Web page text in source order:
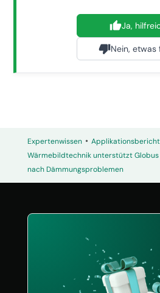
Ja,
Nein, etwas
Expertenwissen •
Wärmebildtechnik unterstützt
nach Dämmungsproblemen